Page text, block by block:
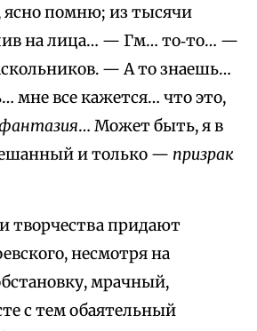
ясно помню; из тысячи
на лица… — Гм… то‑то… —
— А то знаешь…
мне все кажется… что это,
… Может быть, я в
и только — призрак
творчества придают
несмотря на
мрачный,
с тем обаятельный